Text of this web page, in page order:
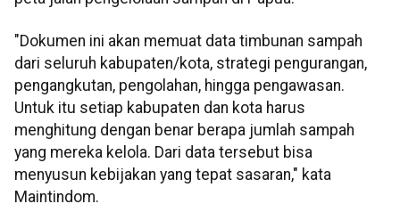
"Dokumen ini akan memuat data timbunan sampah
dari seluruh kabupaten/kota, strategi pengurangan,
pengangkutan, pengolahan, hingga pengawasan.
Untuk itu setiap kabupaten dan kota harus
menghitung dengan benar berapa jumlah sampah
yang mereka kelola. Dari data tersebut bisa
menyusun kebijakan yang tepat sasaran," kata
Maintindom.